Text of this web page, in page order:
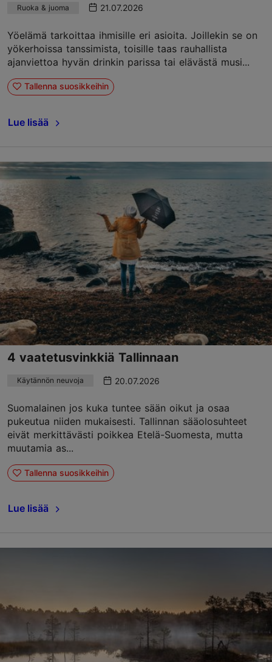
Ruoka & juoma 21.07.2026
Yöelämä tarkoittaa ihmisille eri asioita. Joillekin se on
yökerhoissa tanssimista, toisille taas rauhallista
ajanviettoa hyvän drinkin parissa tai elävästä musi...
Tallenna suosikkeihin
Lue lisää
4 vaatetusvinkkiä Tallinnaan
Käytännön neuvoja 20.07.2026
Suomalainen jos kuka tuntee sään oikut ja osaa
pukeutua niiden mukaisesti. Tallinnan sääolosuhteet
eivät merkittävästi poikkea Etelä-Suomesta, mutta
muutamia as...
Tallenna suosikkeihin
Lue lisää